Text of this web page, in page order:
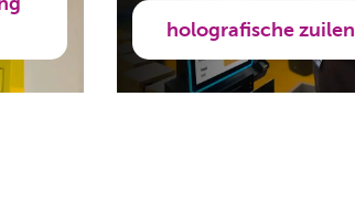
holografische zuilen